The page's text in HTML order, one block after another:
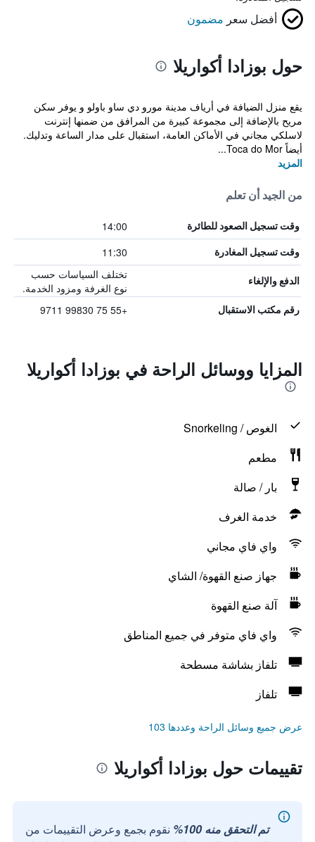
أفضل سعر مضمون
حول بوزادا أكواريلا
يقع منزل الضيافة في أرياف مدينة مورو دي ساو باولو و يوفر سكن
مريح بالإضافة إلى مجموعة كبيرة من المرافق من ضمنها إنترنت
لاسلكي مجاني في الأماكن العامة، استقبال على مدار الساعة وتدليك.
أيضاً Toca do Mor...
المزيد
من الجيد أن تعلم
وقت تسجيل الصعود للطائرة 14:00
وقت تسجيل المغادرة 11:30
الدفع والإلغاء
تختلف السياسات حسب
نوع الغرفة ومزود الخدمة.
رقم مكتب الاستقبال +55 75 99830 9711
المزايا ووسائل الراحة في بوزادا أكواريلا
الغوص / Snorkeling
مطعم
بار / صالة
خدمة الغرف
واي فاي مجاني
جهاز صنع القهوة/ الشاي
آلة صنع القهوة
واي فاي متوفر في جميع المناطق
تلفاز بشاشة مسطحة
تلفاز
عرض جميع وسائل الراحة وعددها 103
تقييمات حول بوزادا أكواريلا
تم التحقق منه 100%
نقوم بجمع وعرض التقييمات من